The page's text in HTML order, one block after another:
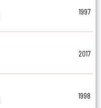
1997
2017
1998